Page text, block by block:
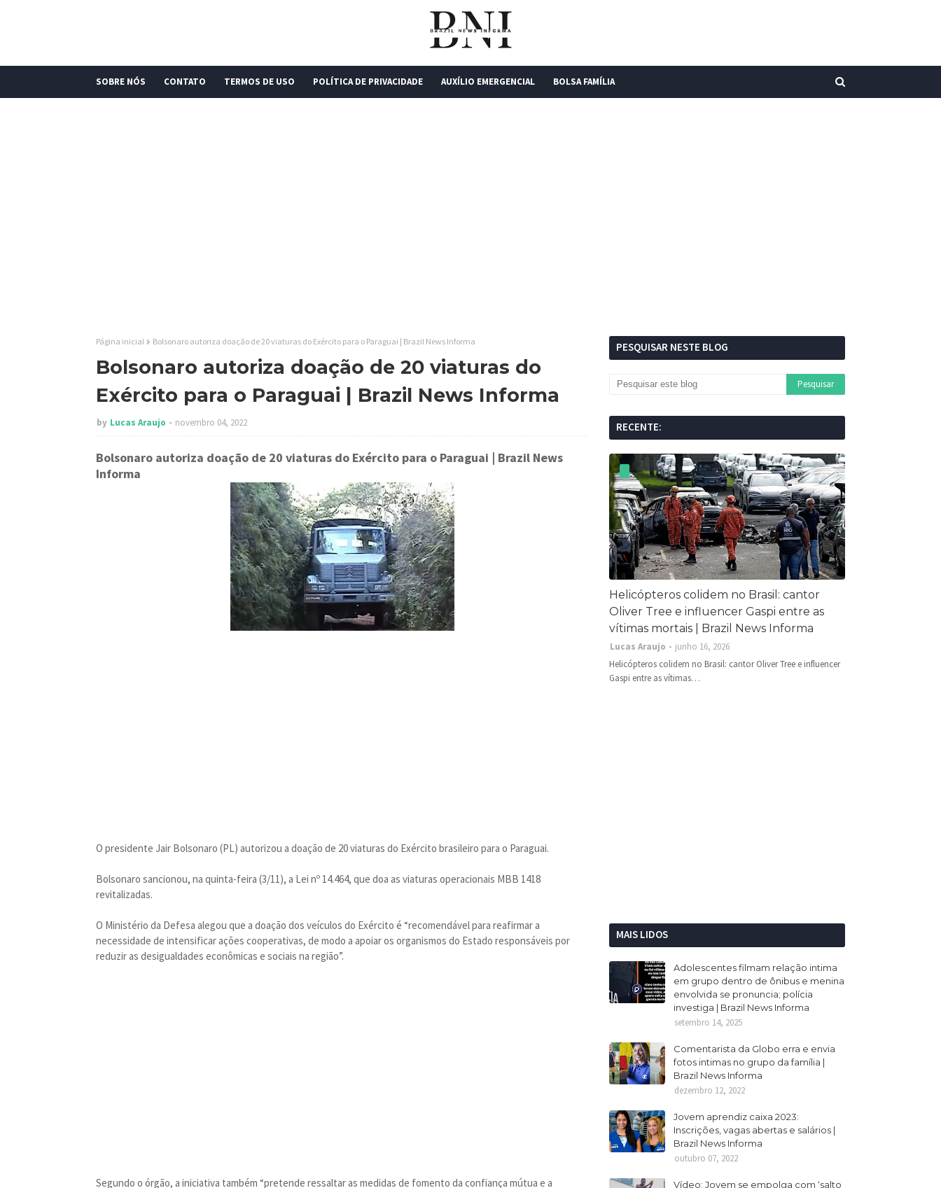
SOBRE NÓS CONTATO TERMOS DE USO POLÍTICA DE PRIVACIDADE AUXÍLIO EMERGENCIAL BOLSA FAMÍLIA
Página inicial Bolsonaro autoriza doação de 20 viaturas do Exército para o Paraguai | Brazil News Informa
Bolsonaro autoriza doação de 20 viaturas do
Exército para o Paraguai | Brazil News Informa
by Lucas Araujo novembro 04, 2022
Bolsonaro autoriza doação de 20 viaturas do Exército para o Paraguai | Brazil News
Informa
O presidente Jair Bolsonaro (PL) autorizou a doação de 20 viaturas do Exército brasileiro para o Paraguai.
Bolsonaro sancionou, na quinta-feira (3/11), a Lei nº 14.464, que doa as viaturas operacionais MBB 1418
revitalizadas.
O Ministério da Defesa alegou que a doação dos veículos do Exército é “recomendável para reafirmar a
necessidade de intensificar ações cooperativas, de modo a apoiar os organismos do Estado responsáveis por
reduzir as desigualdades econômicas e sociais na região”.
Segundo o órgão, a iniciativa também “pretende ressaltar as medidas de fomento da confiança mútua e a
PESQUISAR NESTE BLOG
RECENTE:
Helicópteros colidem no Brasil: cantor
Oliver Tree e influencer Gaspi entre as
vítimas mortais | Brazil News Informa
Lucas Araujo
junho 16, 2026
Helicópteros colidem no Brasil: cantor Oliver Tree e influencer
Gaspi entre as vítimas…
MAIS LIDOS
Adolescentes filmam relação intima
em grupo dentro de ônibus e menina
envolvida se pronuncia; polícia
investiga | Brazil News Informa
setembro 14, 2025
Comentarista da Globo erra e envia
fotos intimas no grupo da família |
Brazil News Informa
dezembro 12, 2022
Jovem aprendiz caixa 2023:
Inscrições, vagas abertas e salários |
Brazil News Informa
outubro 07, 2022
Vídeo: Jovem se empolga com ‘salto